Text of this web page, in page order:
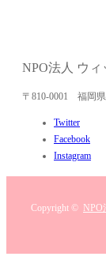
NPO法人 ウ
〒810-0001 福岡
Twitter
Facebook
Instagram
Copyright ©